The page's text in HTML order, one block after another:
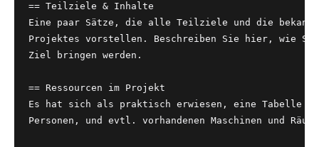
== Teilziele & Inhalte
Eine paar Sätze, die alle Teilziele und die
Projektes vorstellen. Beschreiben Sie hier, wie
Ziel bringen werden.
== Ressourcen im Projekt
Es hat sich als praktisch erwiesen, eine
Personen, und evtl. vorhandenen Maschinen und